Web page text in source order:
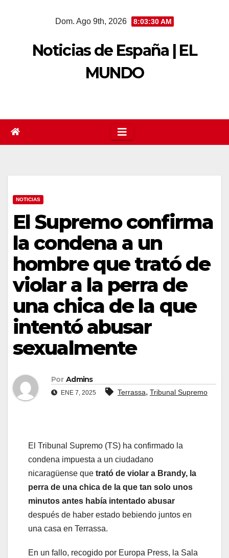
Dom. Ago 9th, 2026 8:03:31 AM
Noticias de España | EL
MUNDO
NOTICIAS
El Supremo confirma
la condena a un
hombre que trató de
violar a la perra de
una chica de la que
intentó abusar
sexualmente
Por Admins
ENE 7, 2025 Terrassa, Tribunal Supremo
El Tribunal Supremo (TS) ha confirmado la
condena impuesta a un ciudadano
nicaragüense que trató de violar a Brandy, la
perra de una chica de la que tan solo unos
minutos antes había intentado abusar
después de haber estado bebiendo juntos en
una casa en Terrassa.
En un fallo, recogido por Europa Press, la Sala